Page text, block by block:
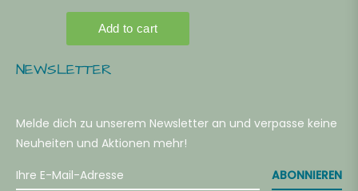
NEWSLETTER
Melde dich zu unserem Newsletter an und verpasse keine
Neuheiten und Aktionen mehr!
ABONNIEREN